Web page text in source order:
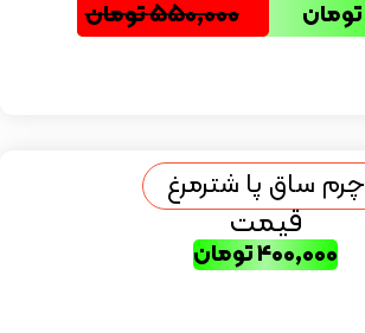
۵۵۰,۰۰۰تومان تومان
چرم ساق پا شترمرغ
قیمت
۴۰۰,۰۰۰تومان